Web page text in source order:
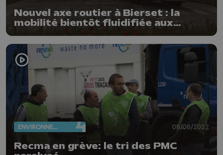
Nouvel axe routier à Bierset : la
mobilité bientôt fluidifiée aux
alentours de l'aéroport ?
ENVIRONNEMENT 08/06/2022
Recma en grève: le tri des PMC